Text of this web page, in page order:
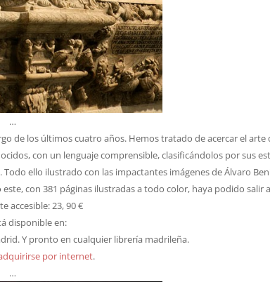
…
de los últimos cuatro años. Hemos tratado de acercar el arte
con un lenguaje comprensible, clasificándolos por sus
ello ilustrado con las impactantes imágenes de Álvaro
con 381 páginas ilustradas a todo color, haya podido salir
accesible: 23, 90 €
disponible en:
Y pronto en cualquier librería madrileña.
por internet.
…